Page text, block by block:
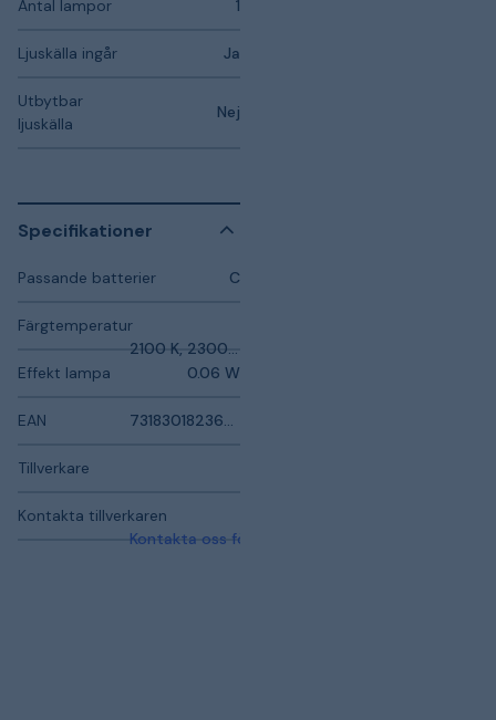
Antal lampor 1
Ljuskälla ingår Ja
Utbytbar
ljuskälla
Nej
Specifikationer
Passande batterier C
Färgtemperatur
2100 K, 2300 K
Effekt lampa
0.06 W
EAN 7318301823604
Tillverkare
Kontakta tillverkaren
Kontakta oss för mer information